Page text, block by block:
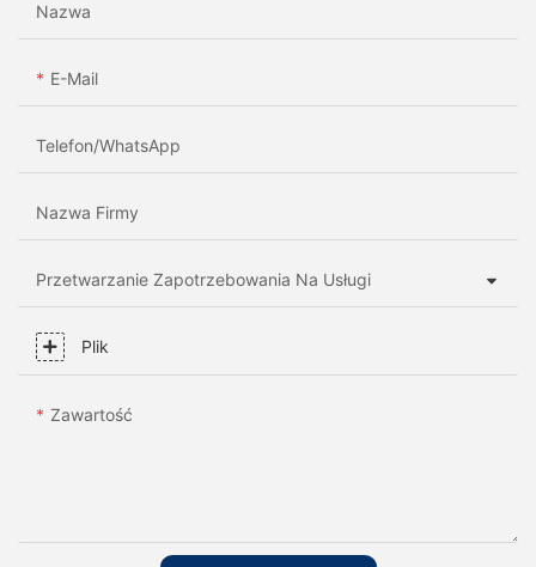
Nazwa
E-Mail
Telefon/WhatsApp
Nazwa Firmy
Przetwarzanie Zapotrzebowania Na Usługi
Plik
Zawartość